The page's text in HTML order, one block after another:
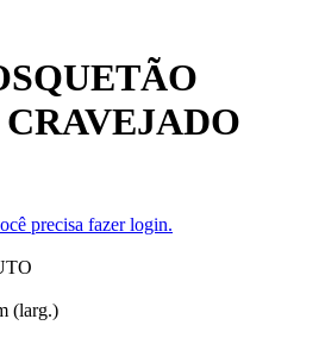
precisa fazer login.
(larg.)